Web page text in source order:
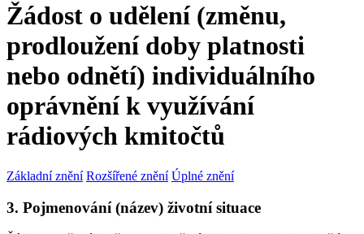
Žádost o udělení (změnu,
prodloužení doby platnosti
nebo odnětí) individuálního
oprávnění k využívání
rádiových kmitočtů
Základní znění Rozšířené znění Úplné znění
3. Pojmenování (název) životní situace